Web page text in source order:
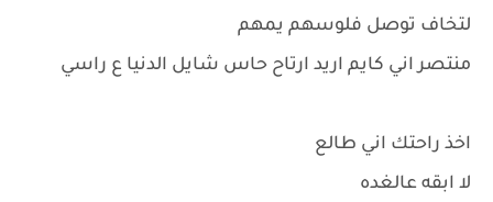
لتخاف توصل فلوسهم يمهم
منتصر اني كايم اريد ارتاح حاس شايل الدنيا ع راسي
اخذ راحتك اني طالع
لا ابقه عالغده